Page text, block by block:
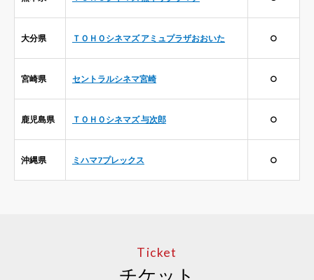
大分県 ＴＯＨＯシネマズ アミュプラザおおいた ○
宮崎県 セントラルシネマ宮崎 ○
鹿児島県 ＴＯＨＯシネマズ 与次郎 ○
沖縄県 ミハマ7プレックス ○
Ticket
チケット